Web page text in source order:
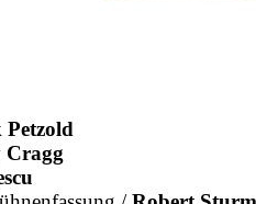
Cragg